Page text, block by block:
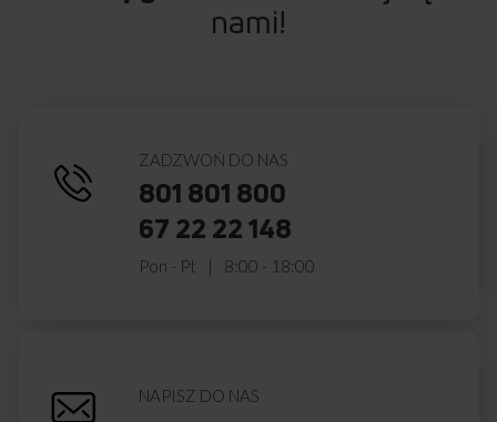
nami!
ZADZWOŃ DO NAS
801 801 800
67 22 22 148
Pon - Pt 8:00 - 18:00
NAPISZ DO NAS